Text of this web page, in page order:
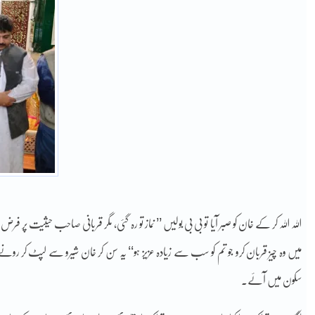
اللہ اللہ کر کے خان کو صبر آیا تو بی بی بولیں ’’ نماز تو رہ گئی، مگر قربانی صاحب حیثیت
میں وہ چیز قربان کرو جو تم کو سب سے زیادہ عزیز ہو‘‘ یہ سن کر خان شیرو سے لپٹ کر
سکون میں آئے۔